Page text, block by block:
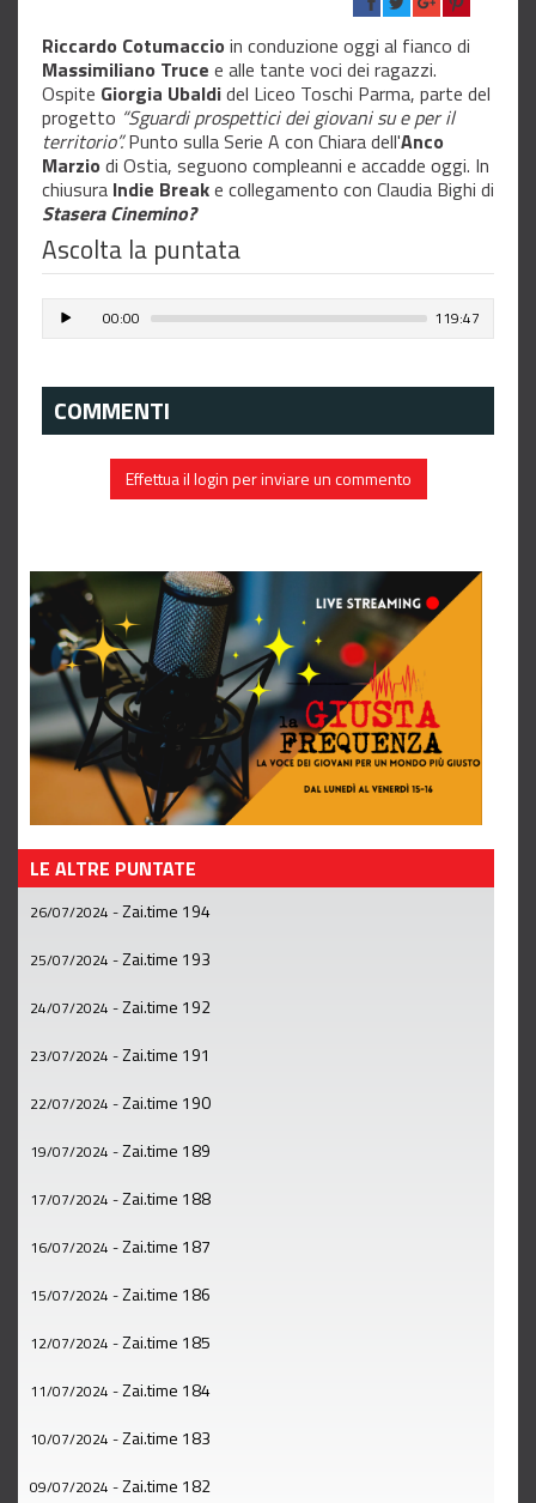
Riccardo Cotumaccio in conduzione oggi al fianco di
Massimiliano Truce e alle tante voci dei ragazzi.
Ospite Giorgia Ubaldidel Liceo Toschi Parma, parte del
progetto “Sguardi prospettici dei giovani su e per il
territorio”.Punto sulla Serie A con Chiara dell'Anco
Marzio di Ostia, seguono compleanni e accadde oggi. In
chiusura Indie Breake collegamento con Claudia Bighi di
Stasera Cinemino?
Ascolta la puntata
00:00 119:47
COMMENTI
Effettua il login per inviare un commento
LE ALTRE PUNTATE
26/07/2024 -Zai.time 194
25/07/2024 -Zai.time 193
24/07/2024 -Zai.time 192
23/07/2024 -Zai.time 191
22/07/2024 -Zai.time 190
19/07/2024 -Zai.time 189
17/07/2024 -Zai.time 188
16/07/2024 -Zai.time 187
15/07/2024 -Zai.time 186
12/07/2024 -Zai.time 185
11/07/2024 -Zai.time 184
10/07/2024 -Zai.time 183
09/07/2024 -Zai.time 182